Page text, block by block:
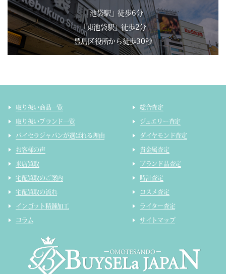
「池袋駅」徒歩6分
「東池袋駅」徒歩2分
豊島区役所から徒歩30秒
取り扱い商品一覧
取り扱いブランド一覧
バイセラジャパンが選ばれる理由
お客様の声
来店買取
宅配買取のご案内
宅配買取の流れ
インゴット精錬加工
コラム
総合査定
ジュエリー査定
ダイヤモンド査定
貴金属査定
ブランド品査定
時計査定
コスメ査定
ライター査定
サイトマップ